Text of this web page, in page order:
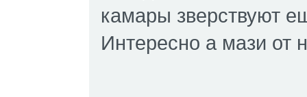
камары зверствуют
Интересно а мази от